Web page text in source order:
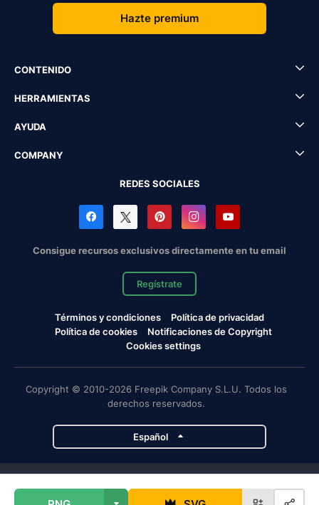
Hazte premium
CONTENIDO
HERRAMIENTAS
AYUDA
COMPANY
REDES SOCIALES
Consigue recursos exclusivos directamente en tu email
Regístrate
Términos y condiciones
Política de privacidad
Política de cookies
Notificaciones de Copyright
Cookies settings
Copyright © 2010-2026 Freepik Company S.L.U. Todos los
derechos reservados.
Español